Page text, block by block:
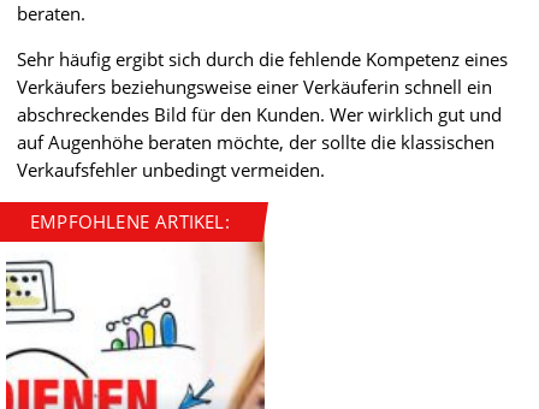
beraten.
Sehr häufig ergibt sich durch die fehlende Kompetenz eines
Verkäufers beziehungsweise einer Verkäuferin schnell ein
abschreckendes Bild für den Kunden. Wer wirklich gut und
auf Augenhöhe beraten möchte, der sollte die klassischen
Verkaufsfehler unbedingt vermeiden.
EMPFOHLENE ARTIKEL: